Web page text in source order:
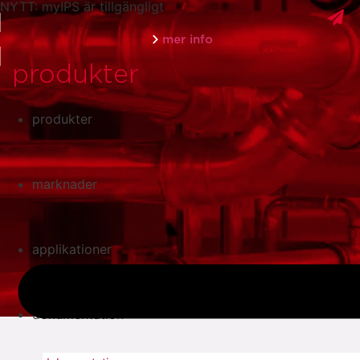
NYTT: myIPS är tillgängligt
mer info
stäng
produkter
marknader
applikationer
dokumentation
produkter